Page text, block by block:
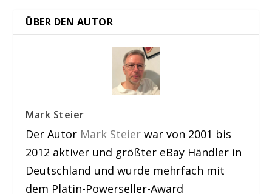
ÜBER DEN AUTOR
Mark Steier
Der Autor Mark Steier war von 2001 bis
2012 aktiver und größter eBay Händler in
Deutschland und wurde mehrfach mit
dem Platin-Powerseller-Award